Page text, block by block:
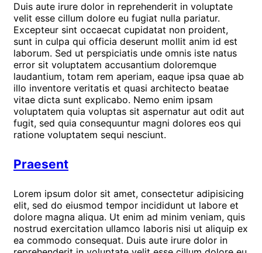
Duis aute irure dolor in reprehenderit in voluptate
velit esse cillum dolore eu fugiat nulla pariatur.
Excepteur sint occaecat cupidatat non proident,
sunt in culpa qui officia deserunt mollit anim id est
laborum. Sed ut perspiciatis unde omnis iste natus
error sit voluptatem accusantium doloremque
laudantium, totam rem aperiam, eaque ipsa quae ab
illo inventore veritatis et quasi architecto beatae
vitae dicta sunt explicabo. Nemo enim ipsam
voluptatem quia voluptas sit aspernatur aut odit aut
fugit, sed quia consequuntur magni dolores eos qui
ratione voluptatem sequi nesciunt.
Praesent
Lorem ipsum dolor sit amet, consectetur adipisicing
elit, sed do eiusmod tempor incididunt ut labore et
dolore magna aliqua. Ut enim ad minim veniam, quis
nostrud exercitation ullamco laboris nisi ut aliquip ex
ea commodo consequat. Duis aute irure dolor in